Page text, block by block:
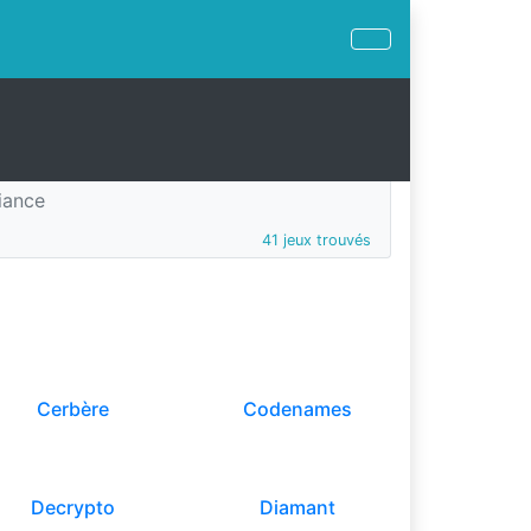
41 jeux trouvés
Cerbère Codenames
Decrypto Diamant